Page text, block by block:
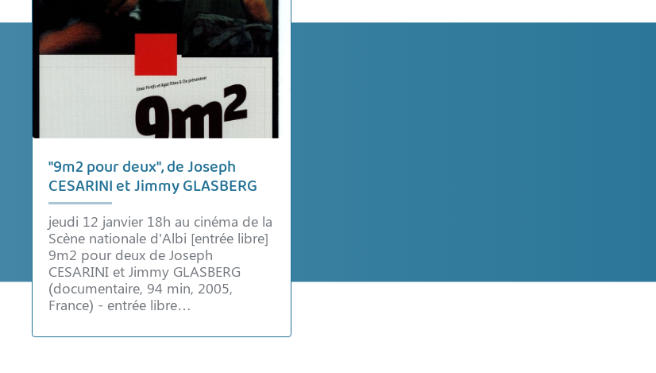
"9m2 pour deux", de Joseph
CESARINI et Jimmy GLASBERG
jeudi 12 janvier 18h au cinéma de la
Scène nationale d'Albi [entrée libre]
9m2 pour deux de Joseph
CESARINI et Jimmy GLASBERG
(documentaire, 94 min, 2005,
France) - entrée libre…